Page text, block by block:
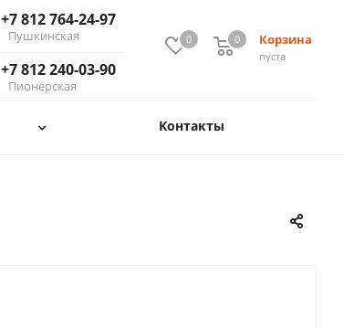
0 Корзина
пуста
0
+7 812 764-24-97
Пушкинская
+7 812 240-03-90
Пионерская
Контакты